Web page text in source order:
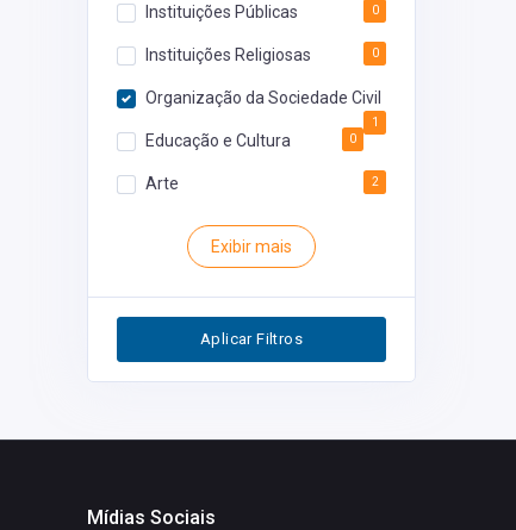
Instituições Públicas 0
Instituições Religiosas 0
Organização da Sociedade Civil
1
Educação e Cultura 0
Arte 2
Rodoviária
Inventário
Exibir mais
Aplicar Filtros
Mídias Sociais